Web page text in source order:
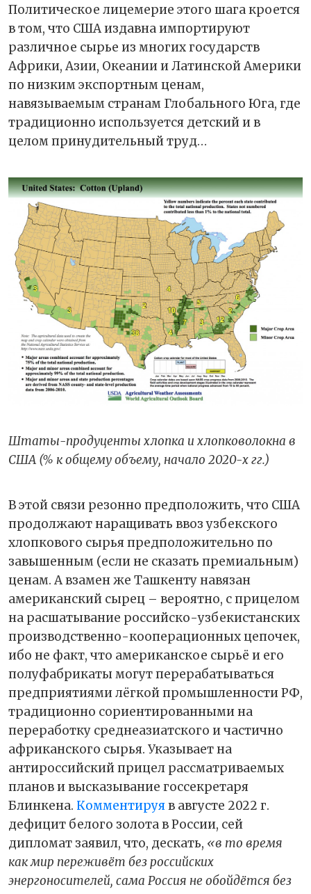
Политическое лицемерие этого шага кроется
в том, что США издавна импортируют
различное сырье из многих государств
Африки, Азии, Океании и Латинской Америки
по низким экспортным ценам,
навязываемым странам Глобального Юга, где
традиционно используется детский и в
целом принудительный труд…
Штаты-продуценты хлопка и хлопковолокна в
США (% к общему объему, начало 2020-х гг.)
В этой связи резонно предположить, что США
продолжают наращивать ввоз узбекского
хлопкового сырья предположительно по
завышенным (если не сказать премиальным)
ценам. А взамен же Ташкенту навязан
американский сырец – вероятно, с прицелом
на расшатывание российско-узбекистанских
производственно-кооперационных цепочек,
ибо не факт, что американское сырьё и его
полуфабрикаты могут перерабатываться
предприятиями лёгкой промышленности РФ,
традиционно сориентированными на
переработку среднеазиатского и частично
африканского сырья. Указывает на
антироссийский прицел рассматриваемых
планов и высказывание госсекретаря
Блинкена. Комментируяв августе 2022 г.
дефицит белого золота в России, сей
дипломат заявил, что, дескать, «в то время
как мир переживёт без российских
энергоносителей, сама Россия не обойдётся без